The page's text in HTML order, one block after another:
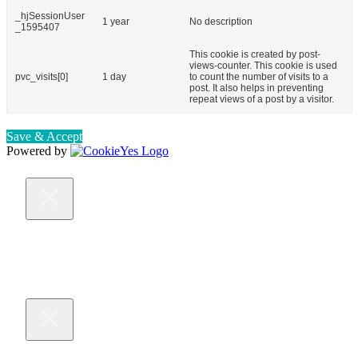
_hjSessionUser
_1595407
1 year No description
pvc_visits[0] 1 day
This cookie is created by post-
views-counter. This cookie is used
to count the number of visits to a
post. It also helps in preventing
repeat views of a post by a visitor.
Save & Accept
Powered by